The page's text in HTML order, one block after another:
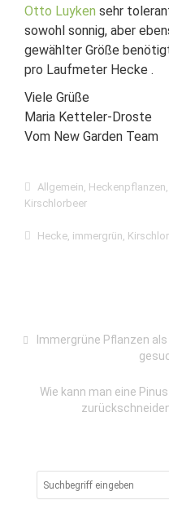
Otto Luyken sehr
sowohl sonnig, aber
gewählter Größe
pro Laufmeter Hecke .
Viele Grüße
Maria Ketteler-Droste
Vom New Garden Team
Allgemein, Heckenpflanzen,
Kirschlorbeer
Hecke, immergrün,
Immergrüne Pflanzen
Wie kann man eine